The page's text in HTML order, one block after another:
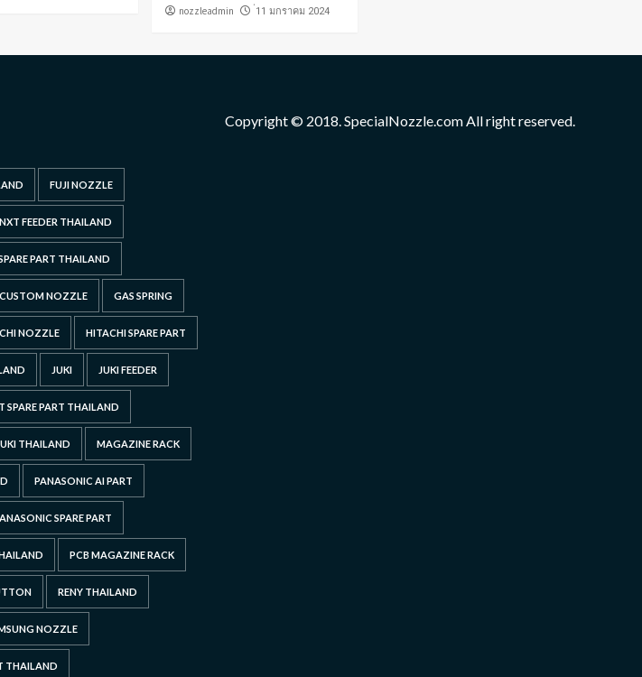
nozzleadmin ่11 มกราคม 2024
FUJI NOZZLE
FEEDER THAILAND
PART THAILAND
NOZZLE GAS SPRING
NOZZLE HITACHI SPARE PART
JUKI JUKI FEEDER
SPARE PART THAILAND
THAILAND MAGAZINE RACK
PANASONIC AI PART
SPARE PART
PCB MAGAZINE RACK
RENY THAILAND
NOZZLE
THAILAND
Copyright © 2018. SpecialNozzle.com All right reserved.